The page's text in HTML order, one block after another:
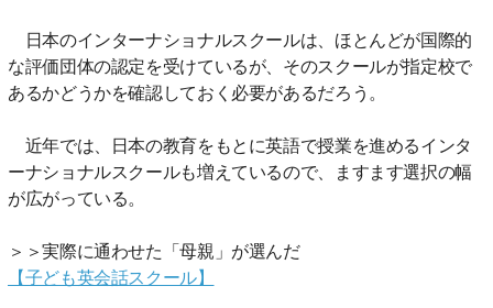
日本のインターナショナルスクールは、ほとんどが国際的
な評価団体の認定を受けているが、そのスクールが指定校で
あるかどうかを確認しておく必要があるだろう。
近年では、日本の教育をもとに英語で授業を進めるインタ
ーナショナルスクールも増えているので、ますます選択の幅
が広がっている。
＞＞実際に通わせた「母親」が選んだ
【子ども英会話スクール】